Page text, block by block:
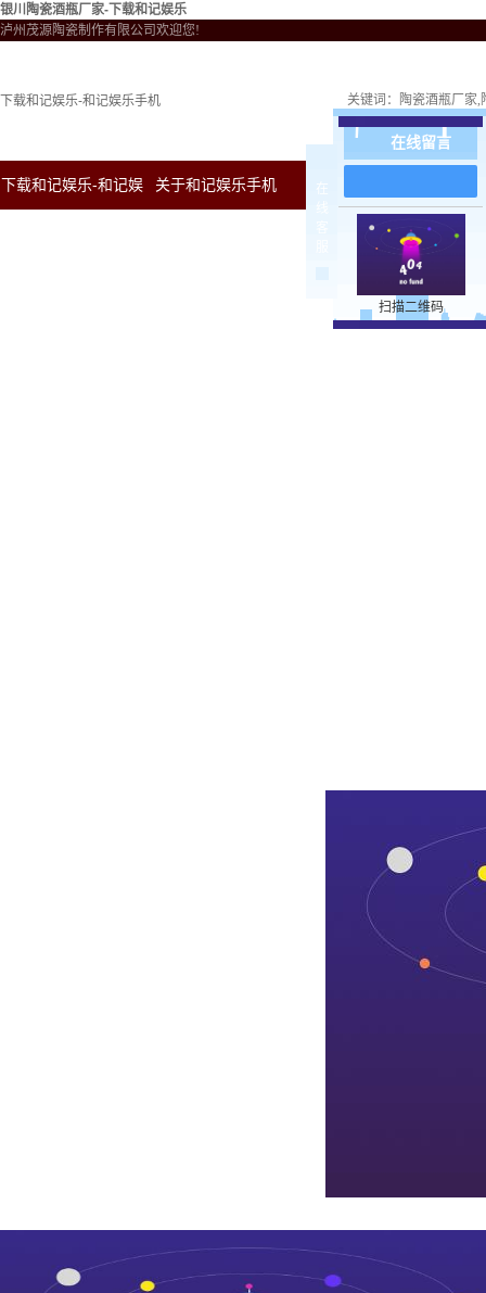
银川陶瓷酒瓶厂家-下载和记娱乐
泸州茂源陶瓷制作有限公司欢迎您!
下载和记娱乐-和记娱乐手机 关键词： 陶瓷酒瓶厂家
下载和记娱乐-和记娱 关于和记娱乐手机
在
在线留言
扫描二维码